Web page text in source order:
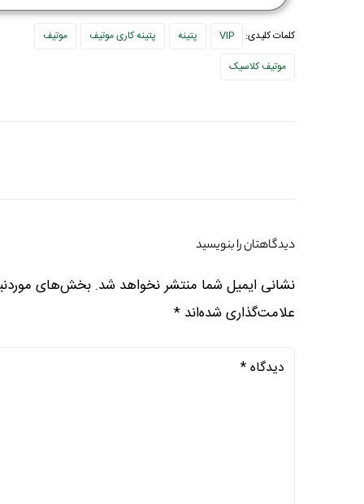
کلمات کلیدی: VIP پتینه پتینه کاری موتیف
موتیف
موتیف کلاسیک
دیدگاهتان را بنویسید
نشانی ایمیل شما منتشر نخواهد شد. بخش‌های
علامت‌گذاری شده‌اند *